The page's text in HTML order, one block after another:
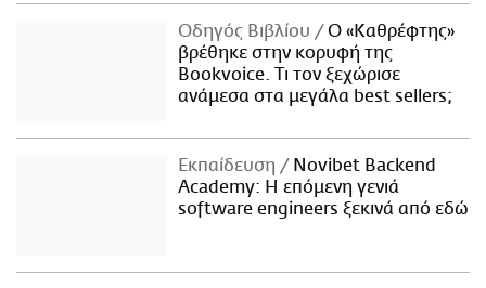
Οδηγός Βιβλίου
Ο «Καθρέφτης»
βρέθηκε στην κορυφή της
Bookvoice. Τι τον ξεχώρισε
ανάμεσα στα μεγάλα best sellers;
Εκπαίδευση
Novibet Backend
Academy: Η επόμενη γενιά
software engineers ξεκινά από εδώ